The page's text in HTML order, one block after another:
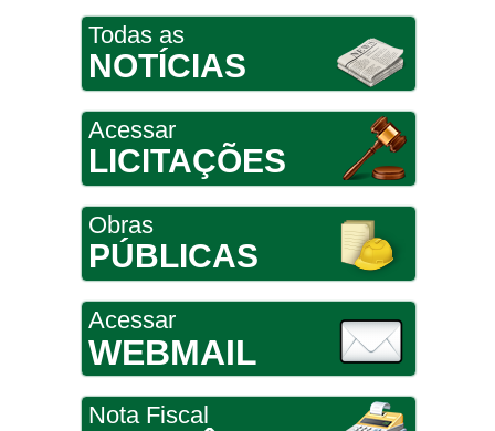
Todas as
NOTÍCIAS
Acessar
LICITAÇÕES
Obras
PÚBLICAS
Acessar
WEBMAIL
Nota Fiscal